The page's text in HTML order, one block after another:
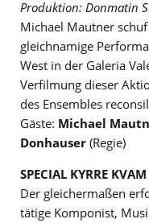
Produktion: Donmatin
Michael Mautner
gleichnamige
West in der Galeria
Verfilmung dieser
des Ensembles
Gäste: Michael
Donhauser (Regie)
SPECIAL KYRRE KVAM
Der gleichermaßen
tätige Komponist,